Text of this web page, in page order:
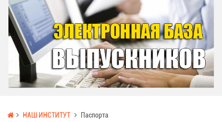
НАШ ИНСТИТУТ Паспорта